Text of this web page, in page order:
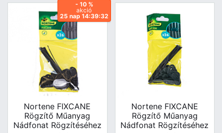
- 10 %
akció
25 nap 14:39:31
Nortene FIXCANE
Rögzítő Műanyag
Nádfonat Rögzítéséhez
Nortene FIXCANE
Rögzítő Műanyag
Nádfonat Rögzítéséhez